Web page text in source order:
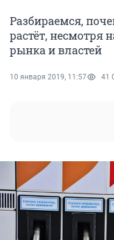
Разбираемся,
растёт, несмотря
рынка и властей
10 января 2019, 11:57 41